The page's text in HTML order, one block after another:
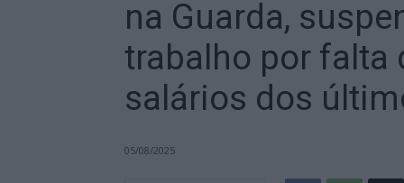
na Guarda,
trabalho por falta
salários dos
05/08/2025